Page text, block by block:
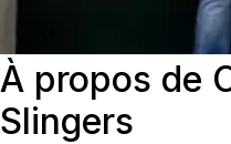
À propos de
Slingers